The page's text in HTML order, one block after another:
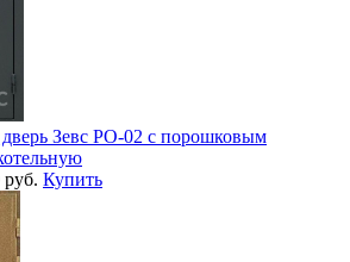
Зевс PO-02 с порошковым
Купить